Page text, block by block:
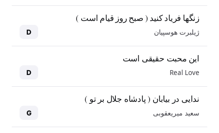
زنگها فریاد کنید ( صبح روز قیام است )
ژیلبرت هوسپیان D
این محبت حقیقی است
Real Love
D
ندایی در بیابان ( پادشاه جلال بر تو )
سعید میریعقوبی G